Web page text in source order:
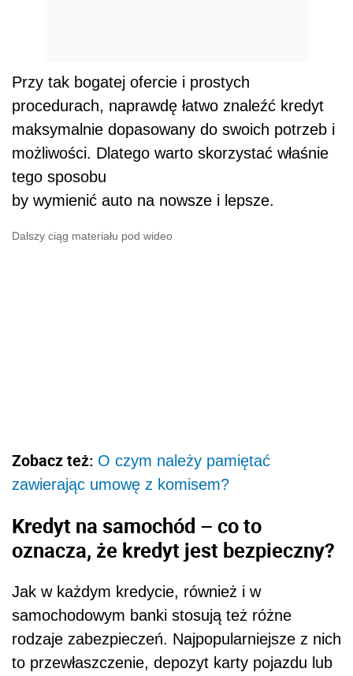
Przy tak bogatej ofercie i prostych
procedurach, naprawdę łatwo znaleźć kredyt
maksymalnie dopasowany do swoich potrzeb i
możliwości. Dlatego warto skorzystać właśnie
tego sposobu
by wymienić auto na nowsze i lepsze.
Dalszy ciąg materiału pod wideo
Zobacz też: O czym należy pamiętać
zawierając umowę z komisem?
Kredyt na samochód – co to
oznacza, że kredyt jest bezpieczny?
Jak w każdym kredycie, również i w
samochodowym banki stosują też różne
rodzaje zabezpieczeń. Najpopularniejsze z nich
to przewłaszczenie, depozyt karty pojazdu lub